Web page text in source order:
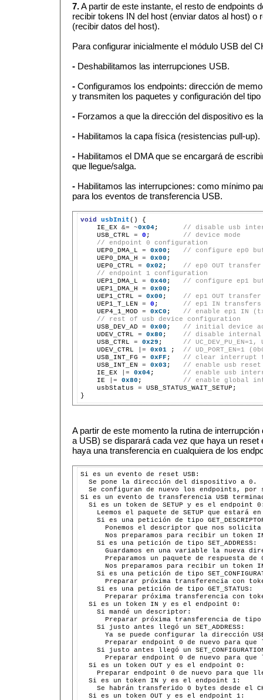
7.A partir de este instante, el resto de endpoints
recibir tokens IN del host (enviar datos al host) o
(recibir datos del host).
Para configurar inicialmente el módulo USB del
- Deshabilitamos las interrupciones USB.
- Configuramos los endpoints: dirección de
y transmiten los paquetes y configuración del tipo
- Forzamos a que la dirección del dispositivo es
- Habilitamos la capa física (resistencias pull-up).
- Habilitamos el DMA que se encargará de
que llegue/salga.
- Habilitamos las interrupciones: como mínimo
para los eventos de transferencia USB.
void usbInit() {
    IE_EX
&= ~0x04;
// disable usb
    USB_CTRL
= 0 ;
// device mode
// endpoint 0 configuration
    UEP0_DMA_L
= 0x00 ;
// configure ep0
    UEP0_DMA_H
= 0x00 ;
    UEP0_CTRL
= 0x02 ;
// ep0 OUT
// endpoint 1 configuration
    UEP1_DMA_L
= 0x40 ;
// configure ep1
    UEP1_DMA_H
= 0x00 ;
    UEP1_CTRL
= 0x00 ;
// ep1 OUT transfer
    UEP1_T_LEN
= 0 ;
// ep1 IN transfers
    UEP4_1_MOD
= 0xC0 ;
// enable ep1 IN
// rest of usb device configuration
    USB_DEV_AD
= 0x00 ;
// initial device
    UDEV_CTRL
= 0x80 ;
// disable internal
    USB_CTRL
= 0x29 ;
// UC_DEV_PU_EN=1,
    UDEV_CTRL
|= 0x01 ;
// UD_PORT_EN=1
    USB_INT_FG
= 0xFF ;
// clear interrupt
    USB_INT_EN
= 0x03 ;
// enable usb
    IE_EX
|= 0x04;
// enable usb
    IE
|= 0x80 ;
// enable global
    usbStatus
= USB_STATUS_WAIT_SETUP;
A partir de este momento la rutina de
a USB) se disparará cada vez que haya un
haya una transferencia en cualquiera de los
Si es un evento de reset USB:
  Se pone la dirección del dispositivo a 0.
Se configuran de nuevo los endpoints, por
Si es un evento de transferencia USB
Si es un token de SETUP y es el endpoint
Leemos el paquete de SETUP que estará
Si es una petición de tipo
Ponemos el descriptor que nos
Nos preparamos para recibir un token
    Si es una petición de tipo SET_ADDRESS:
Guardamos en una variable la nueva
Preparamos un paquete de respuesta de
Nos preparamos para recibir un token
Si es una petición de tipo
Preparar próxima transferencia con
    Si es una petición de tipo GET_STATUS:
Preparar próxima transferencia con
  Si es un token IN y es el endpoint 0:
    Si mandé un descriptor:
Preparar próxima transferencia de
    Si justo antes llegó un SET_ADDRESS:
Ya se puede configurar la dirección
Preparar endpoint 0 de nuevo para que
Si justo antes llegó un
Preparar endpoint 0 de nuevo para que
  Si es un token OUT y es el endpoint 0:
Preparar endpoint 0 de nuevo para que
  Si es un token IN y es el endpoint 1:
Se habrán transferido 0 bytes desde el
  Si es un token OUT y es el endpoint 1: